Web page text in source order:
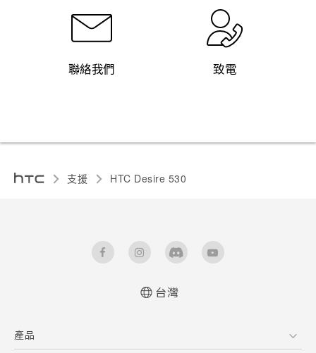
聯絡我們 致電
支援 HTC Desire 530‎
台灣
產品